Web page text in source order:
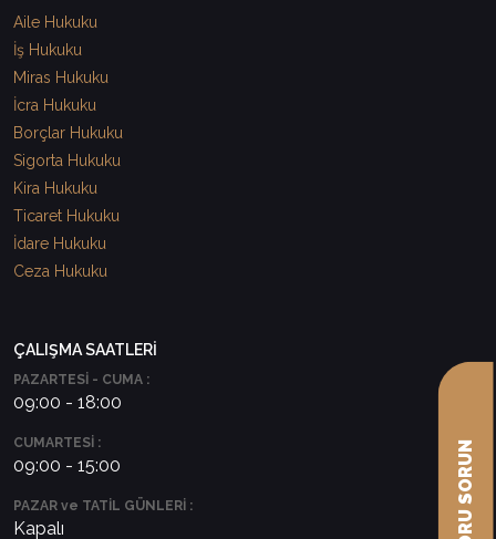
Aile Hukuku
İş Hukuku
Miras Hukuku
İcra Hukuku
Borçlar Hukuku
Sigorta Hukuku
Kira Hukuku
Ticaret Hukuku
İdare Hukuku
Ceza Hukuku
ÇALIŞMA SAATLERİ
PAZARTESİ - CUMA :
09:00 - 18:00
CUMARTESİ :
09:00 - 15:00
PAZAR ve TATİL GÜNLERİ :
Kapalı